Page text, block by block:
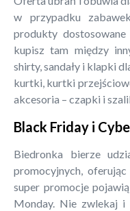
w przypadku
produkty
kupisz tam między
shirty, sandały i klapki
kurtki, kurtki
akcesoria – czapki i
Black Friday i
Biedronka bierze
promocyjnych,
super promocje
Monday. Nie zwlekaj i